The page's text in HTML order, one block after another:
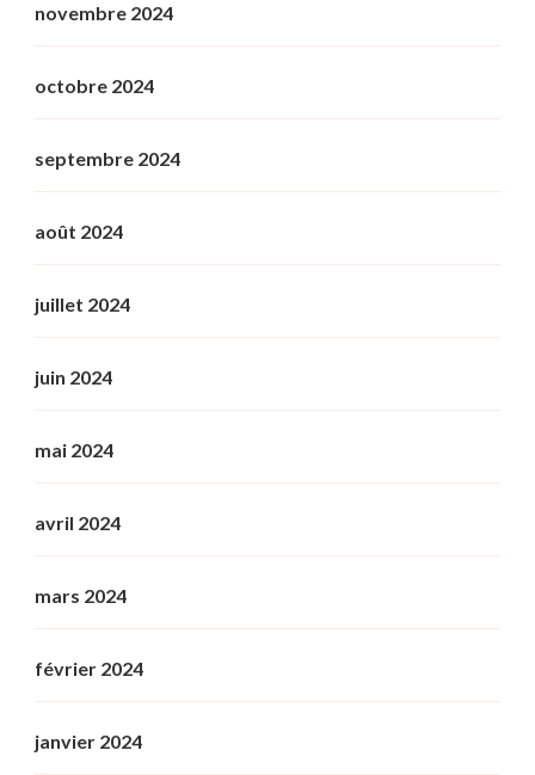
novembre 2024
octobre 2024
septembre 2024
août 2024
juillet 2024
juin 2024
mai 2024
avril 2024
mars 2024
février 2024
janvier 2024